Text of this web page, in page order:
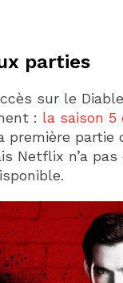
parties
sur le
: la saison 5
première
Netflix n’a